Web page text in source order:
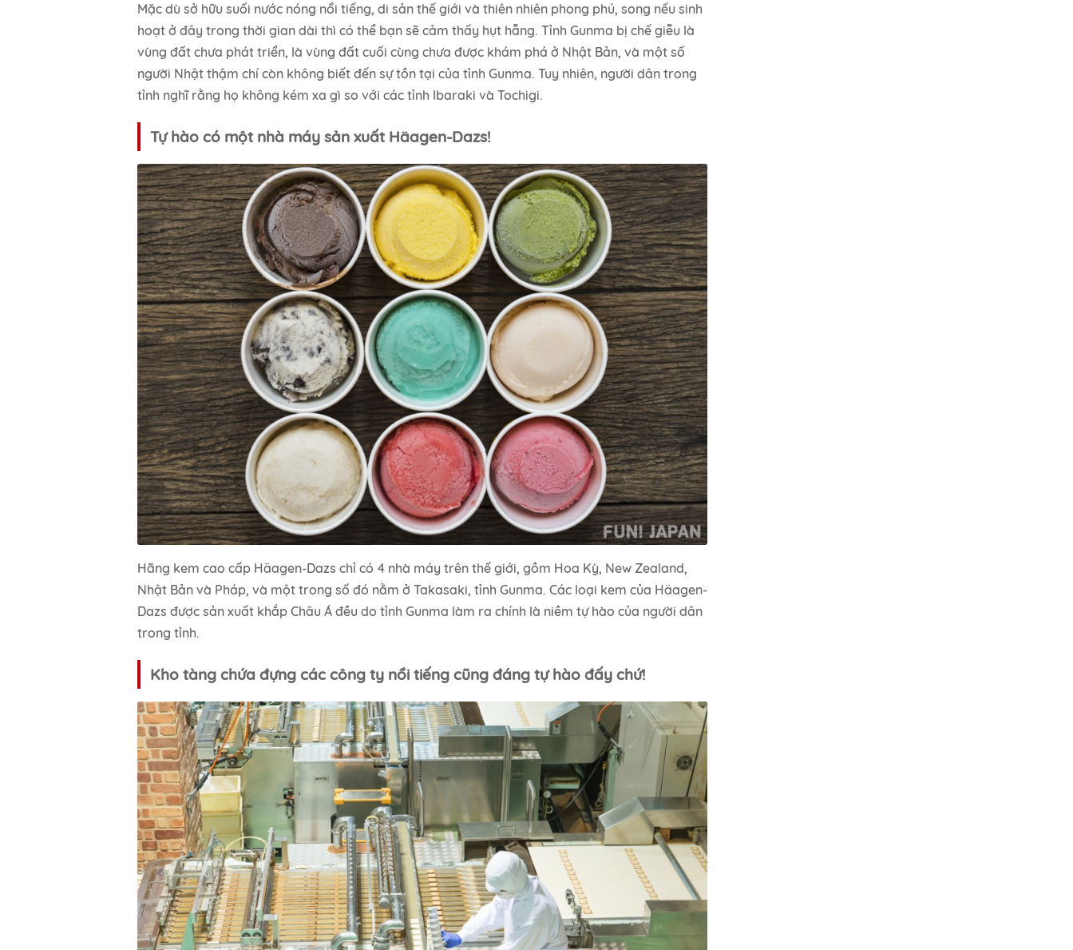
Mặc dù sở hữu suối nước nóng nổi tiếng, di sản thế giới và thiên nhiên phong phú, song nếu sinh
hoạt ở đây trong thời gian dài thì có thể bạn sẽ cảm thấy hụt hẫng. Tỉnh Gunma bị chế giễu là
vùng đất chưa phát triển, là vùng đất cuối cùng chưa được khám phá ở Nhật Bản, và một số
người Nhật thậm chí còn không biết đến sự tồn tại của tỉnh Gunma. Tuy nhiên, người dân trong
tỉnh nghĩ rằng họ không kém xa gì so với các tỉnh Ibaraki và Tochigi.
Tự hào có một nhà máy sản xuất Häagen-Dazs!
Hãng kem cao cấp Häagen-Dazs chỉ có 4 nhà máy trên thế giới, gồm Hoa Kỳ, New Zealand,
Nhật Bản và Pháp, và một trong số đó nằm ở Takasaki, tỉnh Gunma. Các loại kem của Häagen-
Dazs được sản xuất khắp Châu Á đều do tỉnh Gunma làm ra chính là niềm tự hào của người dân
trong tỉnh.
Kho tàng chứa đựng các công ty nổi tiếng cũng đáng tự hào đấy chứ!